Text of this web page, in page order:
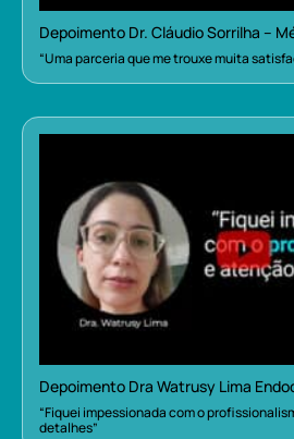
Depoimento Dr. Cláudio Sorrilha –
“Uma parceria que me trouxe muita
Depoimento Dra Watrusy Lima
“Fiquei impessionada com o
detalhes”